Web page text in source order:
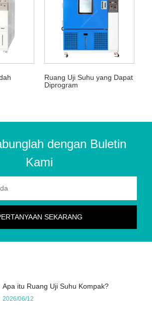
Ruang Uji Suhu yang Dapat
Diprogram
dengan Buletin
Kami
Apa itu Ruang Uji Suhu Kompak?
2026/06/12